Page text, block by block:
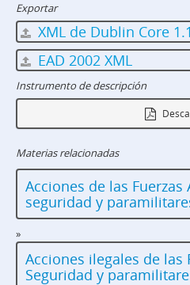
Exportar
XML de Dublin Core 1.1
EAD 2002 XML
Instrumento de descripción
Materias relacionadas
Acciones de las Fuerzas
seguridad y
»
Acciones ilegales de las
Seguridad y